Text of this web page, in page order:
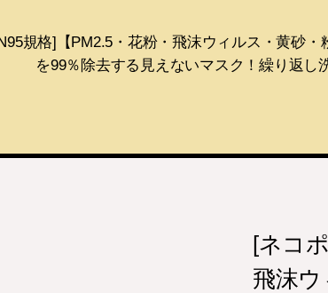
規格]【PM2.5・花粉・飛沫ウィルス・黄砂
を99％除去する見えないマスク！繰り返し
[ネコ
飛沫ウ